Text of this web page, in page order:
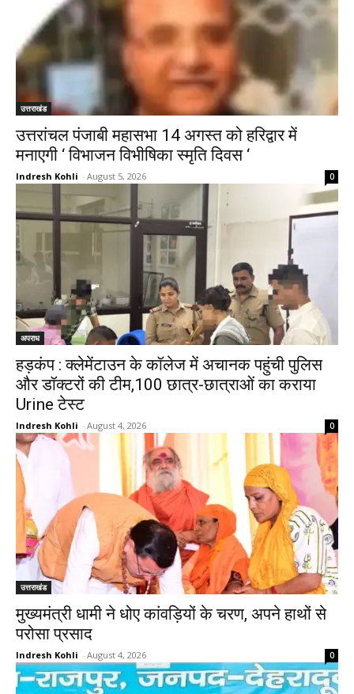
उत्तराखंड
उत्तरांचल पंजाबी महासभा 14 अगस्त को हरिद्वार में
मनाएगी ‘ विभाजन विभीषिका स्मृति दिवस ‘
Indresh Kohli - August 5, 2026 0
अपराध
हड़कंप : क्लेमेंटाउन के कॉलेज में अचानक पहुंची पुलिस
और डॉक्टरों की टीम,100 छात्र-छात्राओं का कराया
Urine टेस्ट
Indresh Kohli - August 4, 2026 0
उत्तराखंड
मुख्यमंत्री धामी ने धोए कांवड़ियों के चरण, अपने हाथों से
परोसा प्रसाद
Indresh Kohli - August 4, 2026 0